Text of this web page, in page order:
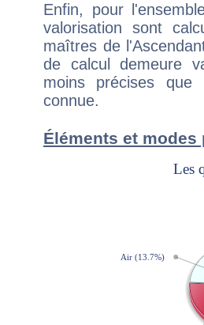
Enfin, pour
valorisation sont
maîtres de
de calcul demeure
moins précises que
connue.
Éléments et modes